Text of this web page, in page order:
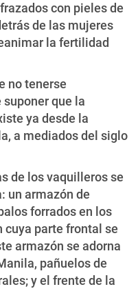
con pieles de
de las mujeres
la fertilidad
no tenerse
que la
ya desde la
a mediados del siglo
de los vaquilleros se
un armazón de
forrados en los
cuya parte frontal se
armazón se adorna
pañuelos de
y el frente de la